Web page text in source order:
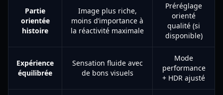
Partie
orientée
histoire
Image plus riche,
moins d’importance à
la réactivité maximale
Préréglage
orienté
qualité (si
disponible)
Expérience
équilibrée
Sensation fluide avec
de bons visuels
Mode
performance
+ HDR ajusté